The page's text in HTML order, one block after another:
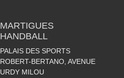
MARTIGUES
HANDBALL
PALAIS DES SPORTS
ROBERT-BERTANO, AVENUE
URDY MILOU